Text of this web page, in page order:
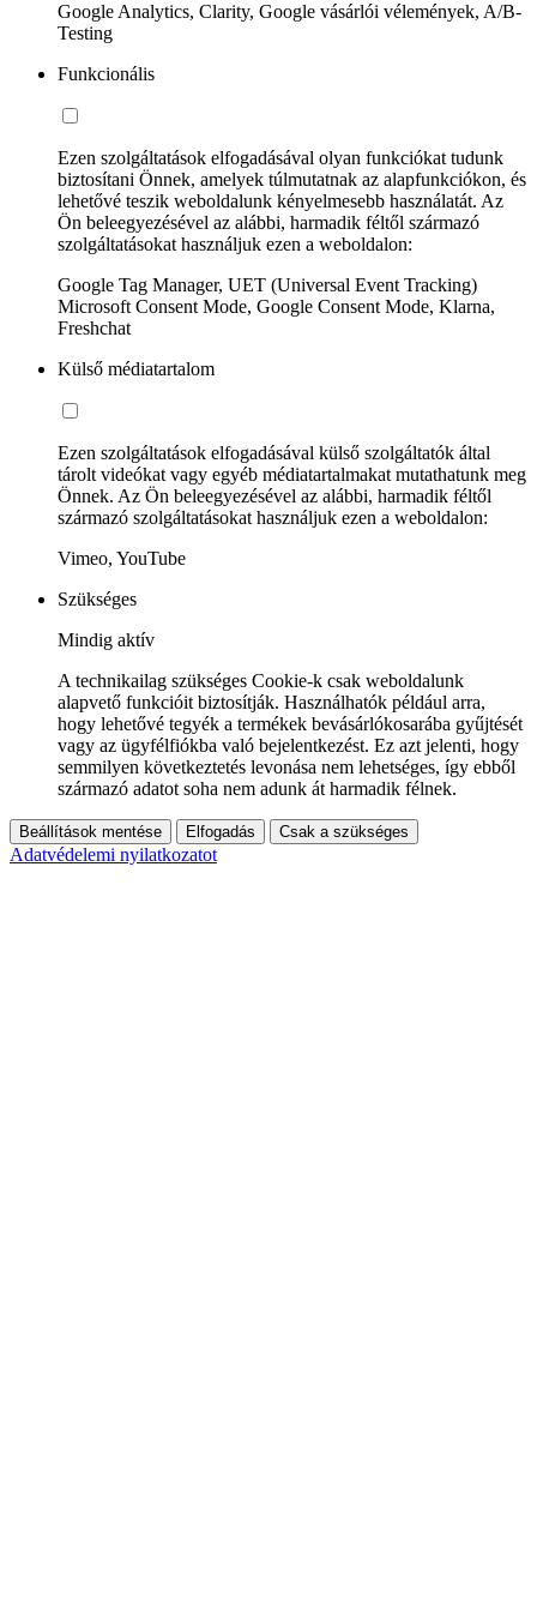
Google Analytics, Clarity, Google vásárlói vélemények, A/B-
Testing
Funkcionális
Ezen szolgáltatások elfogadásával olyan funkciókat tudunk
biztosítani Önnek, amelyek túlmutatnak az alapfunkciókon, és
lehetővé teszik weboldalunk kényelmesebb használatát. Az
Ön beleegyezésével az alábbi, harmadik féltől származó
szolgáltatásokat használjuk ezen a weboldalon:
Google Tag Manager, UET (Universal Event Tracking)
Microsoft Consent Mode, Google Consent Mode, Klarna,
Freshchat
Külső médiatartalom
Ezen szolgáltatások elfogadásával külső szolgáltatók által
tárolt videókat vagy egyéb médiatartalmakat mutathatunk meg
Önnek. Az Ön beleegyezésével az alábbi, harmadik féltől
származó szolgáltatásokat használjuk ezen a weboldalon:
Vimeo, YouTube
Szükséges
Mindig aktív
A technikailag szükséges Cookie-k csak weboldalunk
alapvető funkcióit biztosítják. Használhatók például arra,
hogy lehetővé tegyék a termékek bevásárlókosarába gyűjtését
vagy az ügyfélfiókba való bejelentkezést. Ez azt jelenti, hogy
semmilyen következtetés levonása nem lehetséges, így ebből
származó adatot soha nem adunk át harmadik félnek.
Beállítások mentése Elfogadás Csak a szükséges
Adatvédelemi nyilatkozatot